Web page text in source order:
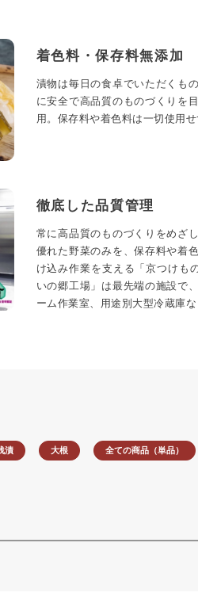
着色料・保存料無添加
漬物は毎日の食卓でいただくも
に安全で高品質のものづくりを
用。保存料や着色料は一切使用
徹底した品質管理
常に高品質のものづくりをめざ
優れた野菜のみを、保存料や着
け込み作業を支える「京つけも
いの郷工場」は最先端の施設で
ーム作業室、用途別大型冷蔵庫な
漬 大根 全ての商品（単品）